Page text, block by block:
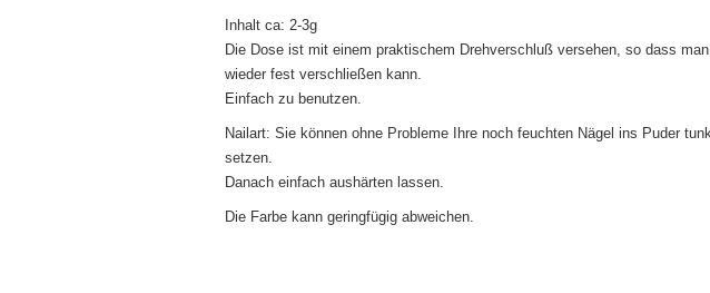
Inhalt ca: 2-3g
Die Dose ist mit einem praktischem Drehverschluß versehen, so dass
wieder fest verschließen kann.
Einfach zu benutzen.
Nailart: Sie können ohne Probleme Ihre noch feuchten Nägel ins Puder
setzen.
Danach einfach aushärten lassen.
Die Farbe kann geringfügig abweichen.